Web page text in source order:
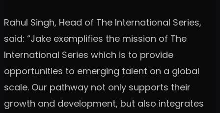
Rahul Singh, Head of The International Series,
said: “Jake exemplifies the mission of The
International Series which is to provide
opportunities to emerging talent on a global
scale. Our pathway not only supports their
growth and development, but also integrates